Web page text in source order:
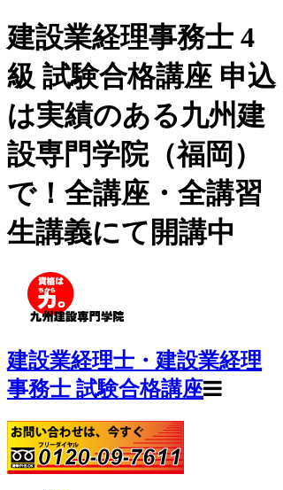
建設業経理事務士 4
級 試験合格講座 申込
は実績のある九州建
設専門学院（福岡）
で！全講座・全講習
生講義にて開講中
建設業経理士・建設業経理
事務士 試験合格講座